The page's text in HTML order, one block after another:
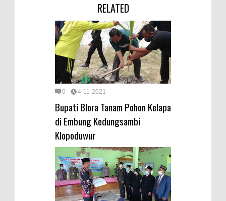
RELATED
0 4-11-2021
Bupati Blora Tanam Pohon Kelapa
di Embung Kedungsambi
Klopoduwur